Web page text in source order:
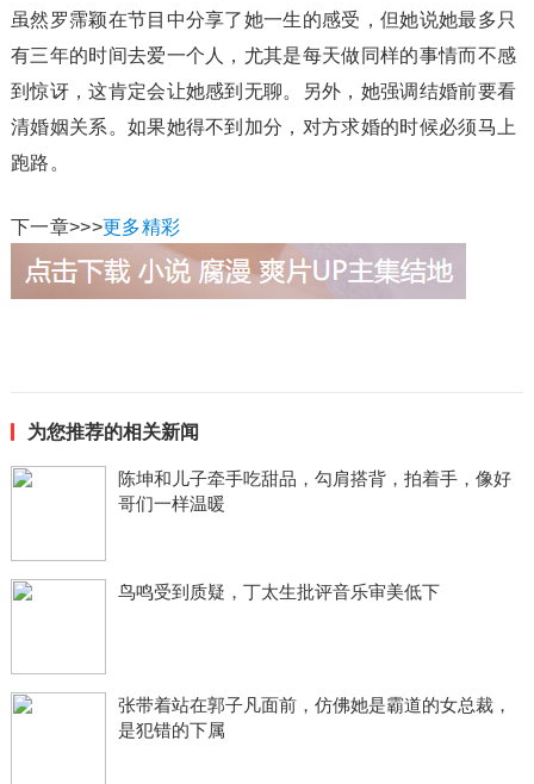
虽然罗霈颖在节目中分享了她一生的感受，但她说她最多只
有三年的时间去爱一个人，尤其是每天做同样的事情而不感
到惊讶，这肯定会让她感到无聊。另外，她强调结婚前要看
清婚姻关系。如果她得不到加分，对方求婚的时候必须马上
跑路。
下一章>>>更多精彩
为您推荐的相关新闻
陈坤和儿子牵手吃甜品，勾肩搭背，拍着手，像好
哥们一样温暖
鸟鸣受到质疑，丁太生批评音乐审美低下
张带着站在郭子凡面前，仿佛她是霸道的女总裁，
是犯错的下属